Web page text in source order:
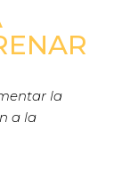
la
a la